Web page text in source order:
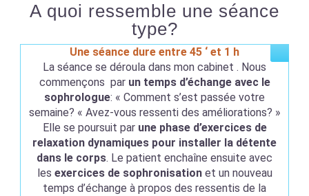
A quoi ressemble une séance
type?
Une séance dure entre 45 ‘ et 1 h
La séance se déroula dans mon cabinet . Nous
commençons par un temps d’échange avec le
sophrologue: « Comment s’est passée votre
semaine? « Avez-vous ressenti des améliorations? »
Elle se poursuit par une phase d’exercices de
relaxation dynamiques pour installer la détente
dans le corps. Le patient enchaîne ensuite avec
les exercices de sophronisationet un nouveau
temps d’échange à propos des ressentis de la